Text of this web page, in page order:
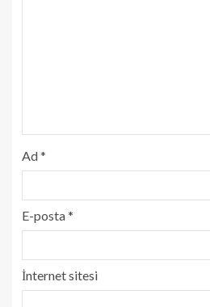
Ad*
E-posta*
İnternet sitesi